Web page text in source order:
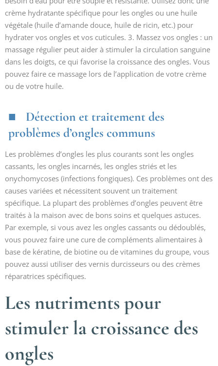
crème hydratante spécifique pour les ongles ou une huile
végétale (huile d’amande douce, huile de ricin, etc.) pour
hydrater vos ongles et vos cuticules. 3. Massez vos ongles : un
massage régulier peut aider à stimuler la circulation sanguine
dans les doigts, ce qui favorise la croissance des ongles. Vous
pouvez faire ce massage lors de l’application de votre crème
ou de votre huile.
Détection et traitement des
problèmes d’ongles communs
Les problèmes d’ongles les plus courants sont les ongles
cassants, les ongles incarnés, les ongles striés et les
onychomycoses (infections fongiques). Ces problèmes ont des
causes variées et nécessitent souvent un traitement
spécifique. La plupart des problèmes d’ongles peuvent être
traités à la maison avec de bons soins et quelques astuces.
Par exemple, si vous avez les ongles cassants ou dédoublés,
vous pouvez faire une cure de compléments alimentaires à
base de kératine, de biotine ou de vitamines du groupe, vous
pouvez aussi utiliser des vernis durcisseurs ou des crèmes
réparatrices spécifiques.
Les nutriments pour
stimuler la croissance des
ongles